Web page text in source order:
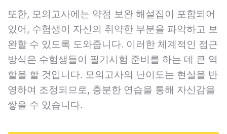
또한, 모의고사에는 약점 보완 해설집이 포함되어
있어, 수험생이 자신의 취약한 부분을 파악하고 보
완할 수 있도록 도와줍니다. 이러한 체계적인 접근
방식은 수험생들이 필기시험 준비를 하는 데 큰 역
할을 할 것입니다. 모의고사의 난이도는 현실을 반
영하여 조정되므로, 충분한 연습을 통해 자신감을
쌓을 수 있습니다.